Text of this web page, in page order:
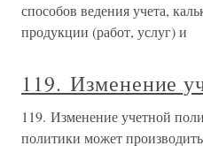
способов ведения учета,
продукции (работ, услуг) и
119. Изменение
119. Изменение учетной
политики может